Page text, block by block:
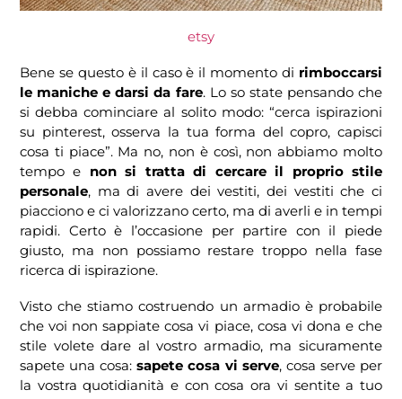
etsy
Bene se questo è il caso è il momento di rimboccarsi
le maniche e darsi da fare. Lo so state pensando che
si debba cominciare al solito modo: “cerca ispirazioni
su pinterest, osserva la tua forma del copro, capisci
cosa ti piace”. Ma no, non è così, non abbiamo molto
tempo e non si tratta di cercare il proprio stile
personale, ma di avere dei vestiti, dei vestiti che ci
piacciono e ci valorizzano certo, ma di averli e in tempi
rapidi. Certo è l’occasione per partire con il piede
giusto, ma non possiamo restare troppo nella fase
ricerca di ispirazione.
Visto che stiamo costruendo un armadio è probabile
che voi non sappiate cosa vi piace, cosa vi dona e che
stile volete dare al vostro armadio, ma sicuramente
sapete una cosa:sapete cosa vi serve, cosa serve per
la vostra quotidianità e con cosa ora vi sentite a tuo